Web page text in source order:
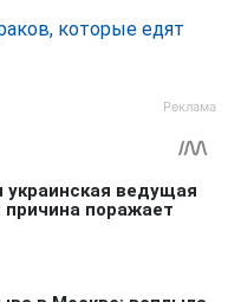
которые едят